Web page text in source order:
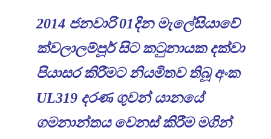
2014 ජනවාරි01දින මැලේසියාවේ
ක්වලාලම්පූර් සිට කටුනායක දක්වා
පියාසර කිරීමට නියමිතව තිබූ අංක
UL319 දරණ ගුවන් යානයේ
ගමනාන්තය වෙනස් කිරීම මගින්